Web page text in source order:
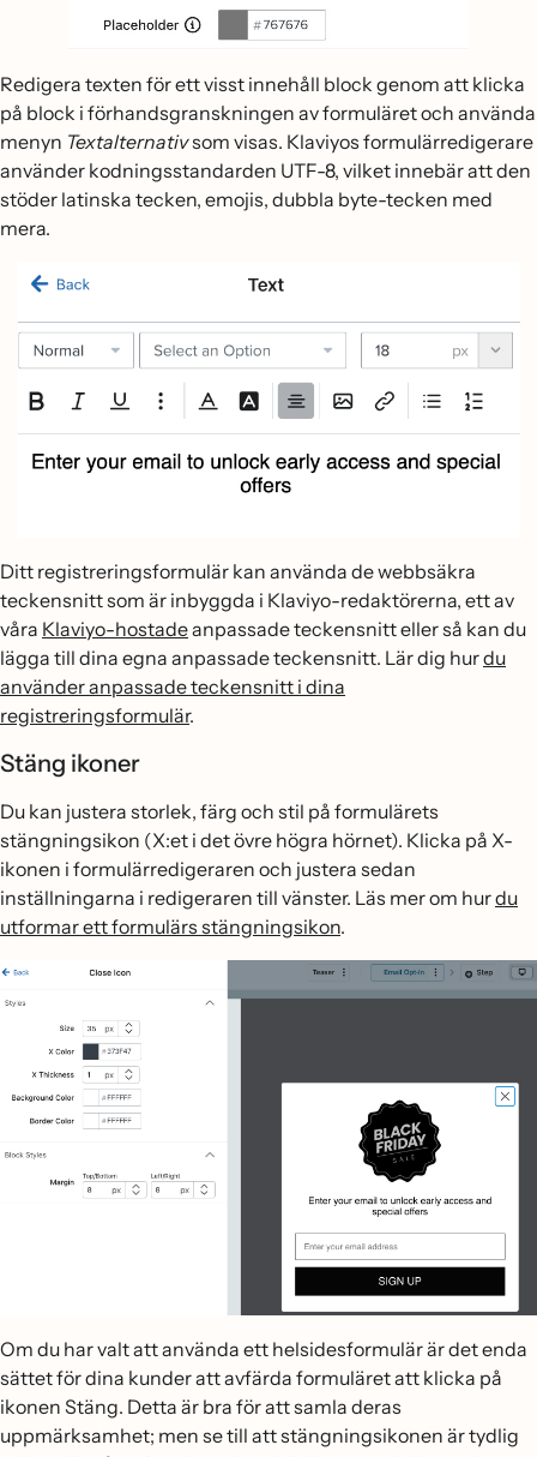
Redigera texten för ett visst innehåll block genom att klicka
på block i förhandsgranskningen av formuläret och använda
menyn Textalternativsom visas. Klaviyos formulärredigerare
använder kodningsstandarden UTF-8, vilket innebär att den
stöder latinska tecken, emojis, dubbla byte-tecken med
mera.
Ditt registreringsformulär kan använda de webbsäkra
teckensnitt som är inbyggda i Klaviyo-redaktörerna, ett av
våra Klaviyo-hostadeanpassade teckensnitt eller så kan du
lägga till dina egna anpassade teckensnitt. Lär dig hurdu
använder anpassade teckensnitt i dina
registreringsformulär.
Stäng ikoner
Du kan justera storlek, färg och stil på formulärets
stängningsikon (X:et i det övre högra hörnet). Klicka på X-
ikonen i formulärredigeraren och justera sedan
inställningarna i redigeraren till vänster. Läs mer om hurdu
utformar ett formulärs stängningsikon.
Om du har valt att använda ett helsidesformulär är det enda
sättet för dina kunder att avfärda formuläret att klicka på
ikonen Stäng. Detta är bra för att samla deras
uppmärksamhet; men se till att stängningsikonen är tydlig